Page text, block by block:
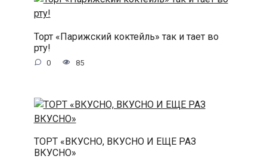
Торт «Парижский коктейль» так и тает во
рту!
0 85
ТОРТ «ВКУСНО, ВКУСНО И ЕЩЕ РАЗ
ВКУСНО»